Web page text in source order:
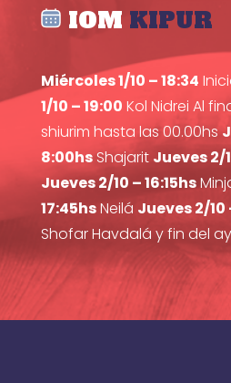
IOM KIPUR
Miércoles 1/10 – 18:34
1/10 – 19:00 Kol Nidrei Al
shiurim hasta las 00.00hs
8:00hsShajarit Jueves 2/
Jueves 2/10 – 16:15hs
17:45hsNeilá Jueves 2/10
Shofar Havdalá y fin del